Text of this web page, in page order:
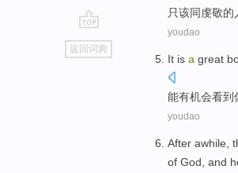
go
top
返回词典
只该同虔敬的
youdao
It is a great
能有机会看到
youdao
After awhile
of God , and